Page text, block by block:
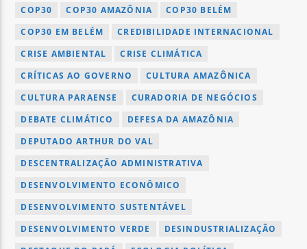
COP30
COP30 AMAZÔNIA
COP30 BELÉM
COP30 EM BELÉM
CREDIBILIDADE INTERNACIONAL
CRISE AMBIENTAL
CRISE CLIMÁTICA
CRÍTICAS AO GOVERNO
CULTURA AMAZÔNICA
CULTURA PARAENSE
CURADORIA DE NEGÓCIOS
DEBATE CLIMÁTICO
DEFESA DA AMAZÔNIA
DEPUTADO ARTHUR DO VAL
DESCENTRALIZAÇÃO ADMINISTRATIVA
DESENVOLVIMENTO ECONÔMICO
DESENVOLVIMENTO SUSTENTÁVEL
DESENVOLVIMENTO VERDE
DESINDUSTRIALIZAÇÃO